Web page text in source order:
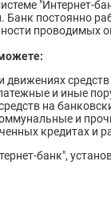
"Интернет-
Банк постоянно
проводимых
и иные
на
и
кредитах и
банк",